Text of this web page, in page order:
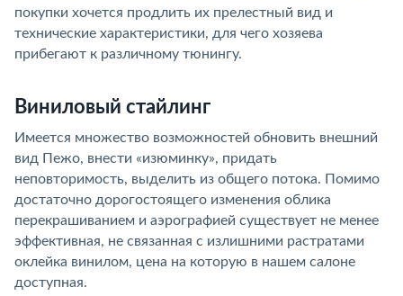
покупки хочется продлить их прелестный вид и
технические характеристики, для чего хозяева
прибегают к различному тюнингу.
Виниловый стайлинг
Имеется множество возможностей обновить внешний
вид Пежо, внести «изюминку», придать
неповторимость, выделить из общего потока. Помимо
достаточно дорогостоящего изменения облика
перекрашиванием и аэрографией существует не менее
эффективная, не связанная с излишними растратами
оклейка винилом, цена на которую в нашем салоне
доступная.